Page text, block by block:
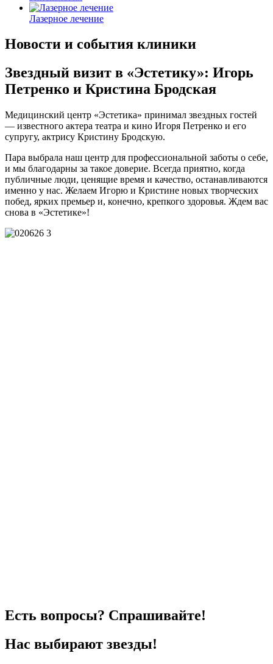
Лазерное лечение
Новости и события клиники
Звездный визит в «Эстетику»: Игорь
Петренко и Кристина Бродская
Медицинский центр «Эстетика» принимал звездных гостей
— известного актера театра и кино Игоря Петренко и его
супругу, актрису Кристину Бродскую.
Пара выбрала наш центр для профессиональной заботы о себе,
и мы благодарны за такое доверие. Всегда приятно, когда
публичные люди, ценящие время и качество, останавливаются
именно у нас. Желаем Игорю и Кристине новых творческих
побед, ярких премьер и, конечно, крепкого здоровья. Ждем вас
снова в «Эстетике»!
Есть вопросы? Спрашивайте!
Нас выбирают звезды!